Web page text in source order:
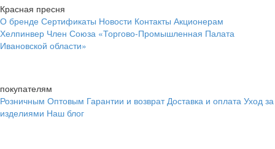
Красная пресня
О бренде Сертификаты Новости Контакты Акционерам
Хелпинвер Член Союза «Торгово-Промышленная Палата
Ивановской области»
покупателям
Розничным Оптовым Гарантии и возврат Доставка и оплата Уход за
изделиями Наш блог